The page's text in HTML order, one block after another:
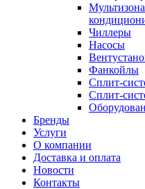
Чиллеры
Насосы
Фанкойлы
Сплит-
Сплит-
Бренды
Услуги
О компании
Доставка и оплата
Новости
Контакты